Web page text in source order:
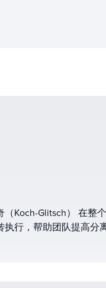
（Koch-Glitsch） 在整
执行，帮助团队提高分
们的传质和相分离解决
下，产量、运行时间、